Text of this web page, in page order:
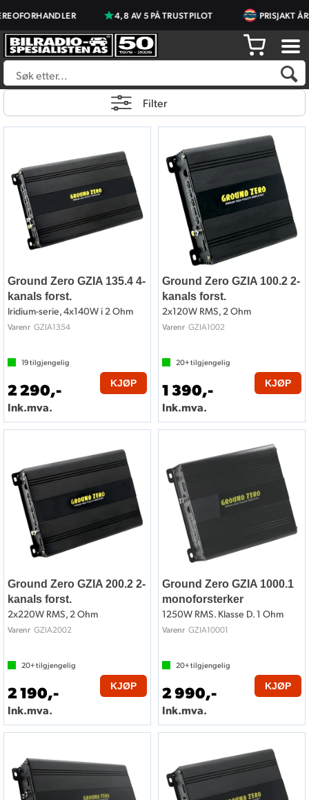
4,8 AV 5 PÅ TRUSTPILOT PRISJAKT ÅRETS
Filter
Ground Zero GZIA 135.4 4-
kanals forst.
Iridium-serie, 4x140W i 2 Ohm
Varenr GZIA1354
19tilgjengelig
2 290,-
Ink.mva.
KJØP
Ground Zero GZIA 100.2 2-
kanals forst.
2x120W RMS, 2 Ohm
Varenr GZIA1002
20+tilgjengelig
1 390,-
Ink.mva.
KJØP
Ground Zero GZIA 200.2 2-
kanals forst.
2x220W RMS, 2 Ohm
Varenr GZIA2002
20+tilgjengelig
2 190,-
Ink.mva.
KJØP
Ground Zero GZIA 1000.1
monoforsterker
1250W RMS. Klasse D. 1 Ohm
Varenr GZIA10001
20+tilgjengelig
2 990,-
Ink.mva.
KJØP